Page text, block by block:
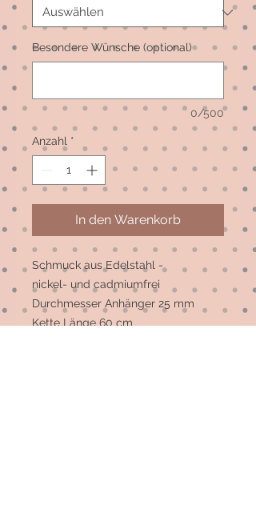
Besondere Wünsche (optional)
0/500
Anzahl *
In den Warenkorb
Schmuck aus Edelstahl -
nickel- und cadmiumfrei
Durchmesser Anhänger 25 mm
Kette Länge 60 cm